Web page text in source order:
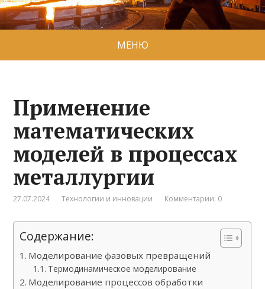
МЕНЮ
Применение
математических
моделей в процессах
металлургии
27.07.2024 Технологии и инновации Комментарии: 0
Содержание:
Моделирование фазовых превращений
Термодинамическое моделирование
Моделирование процессов обработки